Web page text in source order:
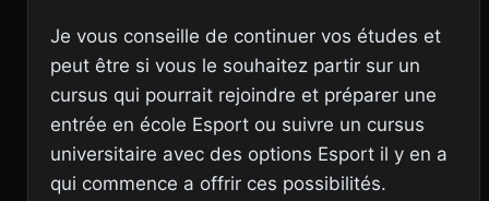
Je vous conseille de continuer vos études et
peut être si vous le souhaitez partir sur un
cursus qui pourrait rejoindre et préparer une
entrée en école Esport ou suivre un cursus
universitaire avec des options Esport il y en a
qui commence a offrir ces possibilités.